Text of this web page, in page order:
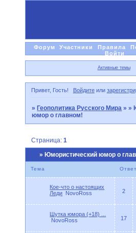
Форум Участники Правила
Войти
Активные темы
Привет, Гость! Войдитеили
»Геополитика Русского Мира »»
юмор о главном!
» Юмористический юмор о
Страница:1
Тема
Кое-что о настоящих
Леди NovoRoss 2
Шутка юмора (+18) ...
NovoRoss
17